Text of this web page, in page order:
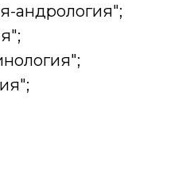
андрология";